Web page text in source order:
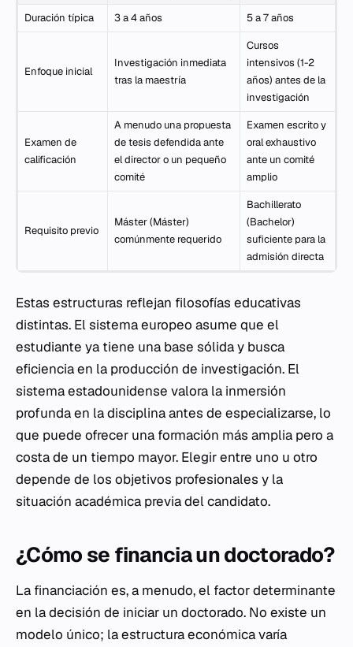
Duración típica 3 a 4 años 5 a 7 años
Enfoque inicial
Investigación inmediata
tras la maestría
Cursos
intensivos (1-2
años) antes de la
investigación
Examen de
calificación
A menudo una propuesta
de tesis defendida ante
el director o un pequeño
comité
Examen escrito y
oral exhaustivo
ante un comité
amplio
Requisito previo
Máster (Máster)
comúnmente requerido
Bachillerato
(Bachelor)
suficiente para la
admisión directa
Estas estructuras reflejan filosofías educativas
distintas. El sistema europeo asume que el
estudiante ya tiene una base sólida y busca
eficiencia en la producción de investigación. El
sistema estadounidense valora la inmersión
profunda en la disciplina antes de especializarse, lo
que puede ofrecer una formación más amplia pero a
costa de un tiempo mayor. Elegir entre uno u otro
depende de los objetivos profesionales y la
situación académica previa del candidato.
¿Cómo se financia un doctorado?
La financiación es, a menudo, el factor determinante
en la decisión de iniciar un doctorado. No existe un
modelo único; la estructura económica varía